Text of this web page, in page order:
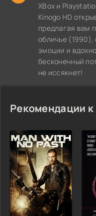
XBox и
Kinogo HD
предлагая вам
обличье (1990),
эмоции и
бесконечный
не иссякнет!
Рекомендации